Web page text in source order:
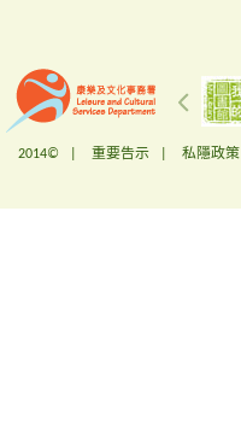
2014© | 重要告示 私隱政策